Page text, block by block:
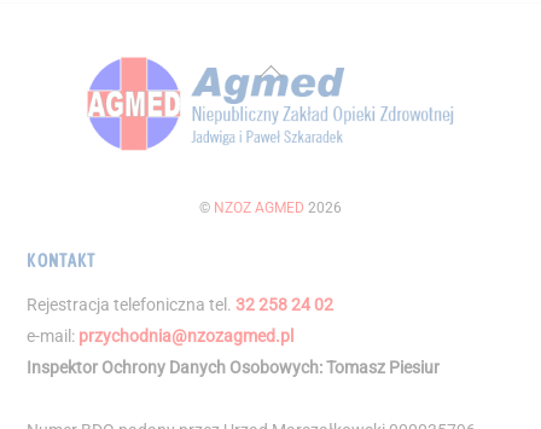
Back
To
Top
© NZOZ AGMED 2026
KONTAKT
Rejestracja telefoniczna tel. 32 258 24 02
e-mail: przychodnia@nzozagmed.pl
Inspektor Ochrony Danych Osobowych: Tomasz Piesiur